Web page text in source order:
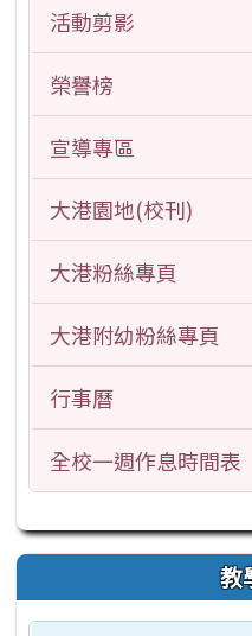
活動剪影
榮譽榜
宣導專區
大港園地(校刊)
大港粉絲專頁
大港附幼粉絲專頁
行事曆
全校一週作息時間表
教